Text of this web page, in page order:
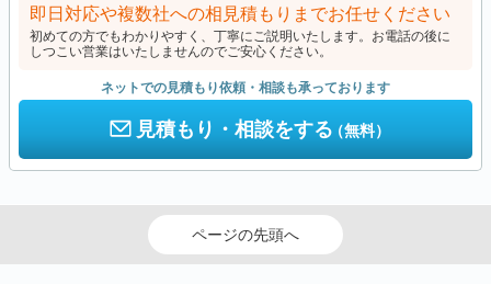
即日対応や複数社への相見積もりまでお任せください
初めての方でもわかりやすく、丁寧にご説明いたします。お電話の後に
しつこい営業はいたしませんのでご安心ください。
ネットでの見積もり依頼・相談も承っております
見積もり・相談をする（無料）
ページの先頭へ